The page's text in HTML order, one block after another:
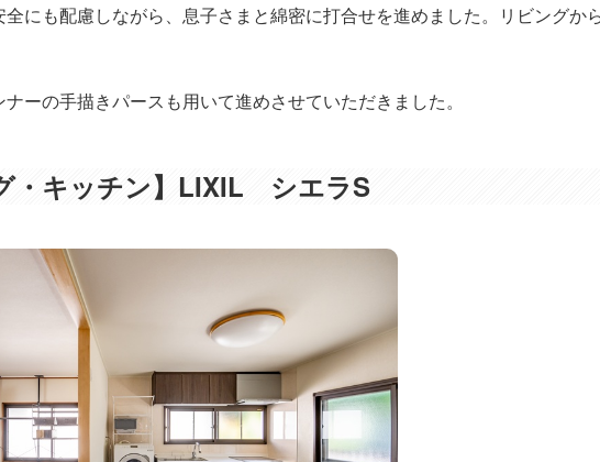
にも配慮しながら、息子さまと綿密に打合せを進めました。リビングか
ーの手描きパースも用いて進めさせていただきました。
・キッチン】LIXIL シエラS